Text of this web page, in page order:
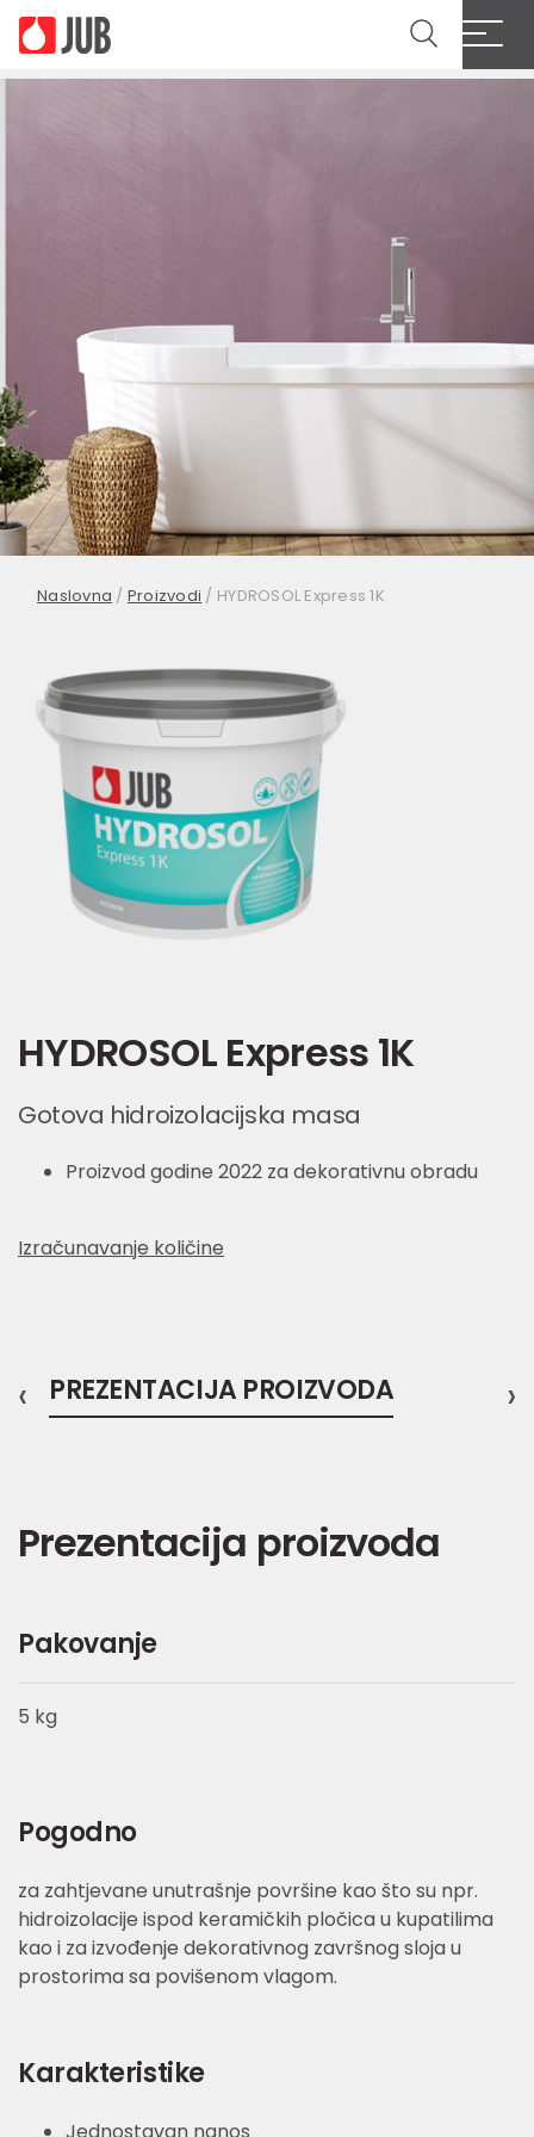
Naslovna / Proizvodi / HYDROSOL Express 1K
HYDROSOL Express 1K
Gotova hidroizolacijska masa
Proizvod godine 2022 za dekorativnu obradu
Izračunavanje količine
PREZENTACIJA PROIZVODA
‹ ›
Prezentacija proizvoda
Pakovanje
5 kg
Pogodno
za zahtjevane unutrašnje površine kao što su npr.
hidroizolacije ispod keramičkih pločica u kupatilima
kao i za izvođenje dekorativnog završnog sloja u
prostorima sa povišenom vlagom.
Karakteristike